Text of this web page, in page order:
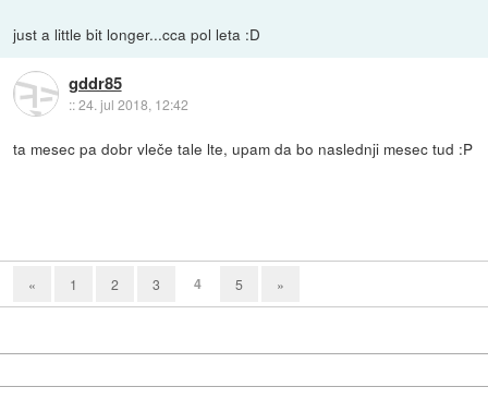
just a little bit longer...cca pol leta :D
gddr85
::24. jul 2018, 12:42
ta mesec pa dobr vleče tale lte, upam da bo naslednji mesec tud :P
« 1 2 3 4 5 »